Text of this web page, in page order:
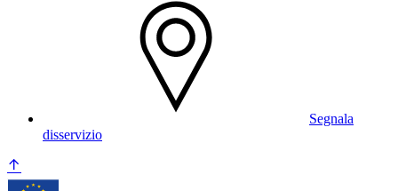
Segnala
disservizio